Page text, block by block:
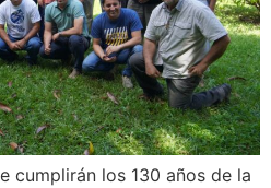
cumplirán los 130 años de la